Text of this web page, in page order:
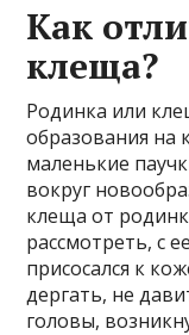
Как
клеща?
Родинка или
образования
маленькие
вокруг
клеща от
рассмотреть, с
присосался к
дергать, не
головы,